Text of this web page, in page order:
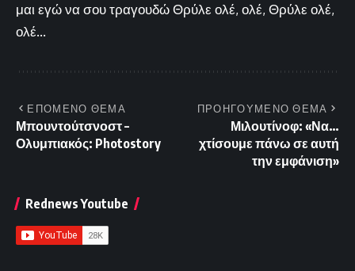
μαι εγώ να σου τραγουδώ Θρύλε ολέ, ολέ, Θρύλε ολέ,
ολέ...
ΕΠΟΜΕΝΟ ΘΕΜΑ
Μπουντούτσνοστ –
Ολυμπιακός: Photostory
ΠΡΟΗΓΟΥΜΕΝΟ ΘΕΜΑ
Μιλουτίνοφ: «Να…
χτίσουμε πάνω σε αυτή
την εμφάνιση»
Rednews Youtube